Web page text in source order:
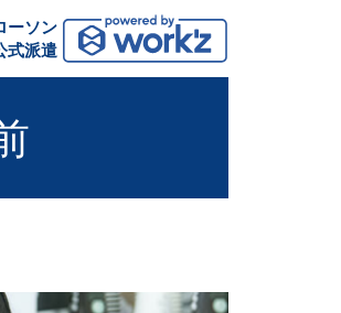
ーソン
式派遣